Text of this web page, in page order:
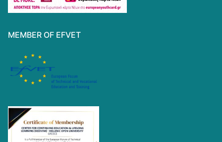
MEMBER OF EFVET